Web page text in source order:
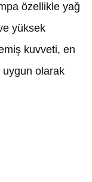
özellikle yağ
yüksek
kuvveti, en
olarak